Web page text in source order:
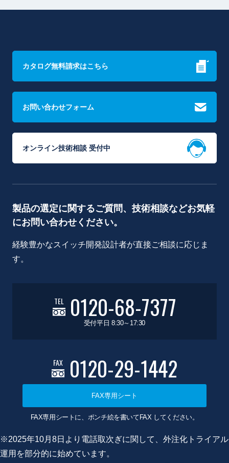
カタログ無料請求はこちら
お問い合わせフォーム
オンライン技術相談 受付中
製品の選定に関するご質問、技術相談などお気軽
にお問い合わせください。
経験豊かなスイッチ開発設計者が直接ご相談に応じま
す。
TEL 0120-68-7377
受付平日 8:30～17:30
FAX 0120-29-1442
FAX専用シート
FAX専用シートに、ポンチ絵を書いてFAX してください。
※2025年10月8日より電話取次ぎに関して、外注化トライアル
運用を部分的に始めています。